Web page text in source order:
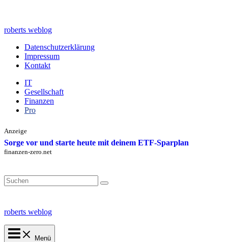
springen
roberts weblog
Datenschutzerklärung
Impressum
Kontakt
IT
Gesellschaft
Finanzen
Pro
Anzeige
Sorge vor und starte heute mit deinem ETF-Sparplan
finanzen-zero.net
Search
for:
roberts weblog
Menü